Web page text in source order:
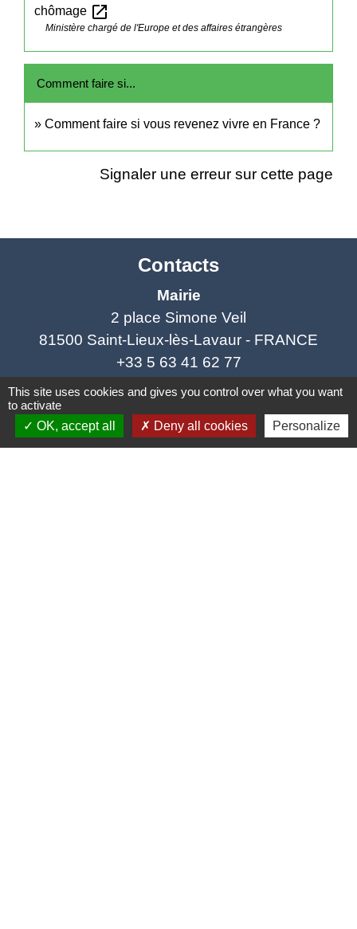
chômage open_in_new
Ministère chargé de l'Europe et des affaires étrangères
Comment faire si...
Comment faire si vous revenez vivre en France ?
Signaler une erreur sur cette page
Contacts
Mairie
2 place Simone Veil
81500 Saint-Lieux-lès-Lavaur - FRANCE
+33 5 63 41 62 77
Horaires et jours de permanence du
secrétariat :
This site uses cookies and gives you control over what you want
to activate
OK, accept all
Deny all cookies Personalize